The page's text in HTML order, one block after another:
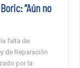
“Aún no
falta de
de Reparación
por la